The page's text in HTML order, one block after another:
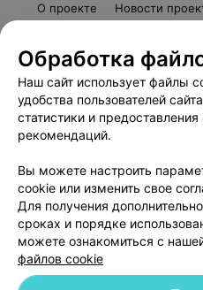
О проекте Новости
Пользовательское
Вакансии
Написать
Обработка
Обработка
Наш сайт использует файлы
удобства пользователей
статистики и
рекомендаций.
Вы можете настроить
cookie или изменить свое
Для получения
сроках и порядке
можете ознакомиться с
файлов cookie